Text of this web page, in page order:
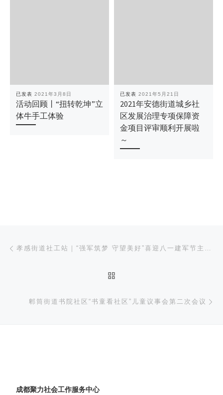
已发表 2021年3月8日
活动回顾丨“扭转乾坤”立
体牛手工体验
已发表 2021年5月21日
2021年安德街道城乡社
区发展治理专项保障资
金项目评审顺利开展啦
～
文章导航 孝感街道社工站｜“强军筑梦 守望美好”喜迎八一建军节主题活动
郫筒街道书院社区“书童看社区”儿童议事会第二次会议
成都聚力社会工作服务中心